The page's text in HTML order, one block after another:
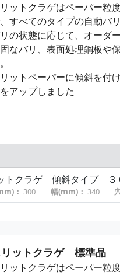
ットクラゲはペーパー粒
すべてのタイプの自動バ
の状態に応じて、オーダ
なバリ、表面処理鋼板や
ットペーパーに傾斜を付
アップしました
トクラゲ 傾斜タイプ ３
： 300 幅(mm)： 340
ットクラゲ 標準品
ットクラゲはペーパー粒